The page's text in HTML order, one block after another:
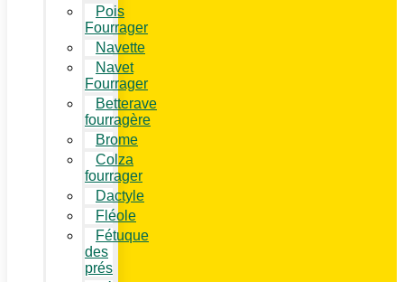
Pois
Fourrager
Navette
Navet
Fourrager
Betterave
fourragère
Brome
Colza
fourrager
Dactyle
Fléole
Fétuque
des
prés